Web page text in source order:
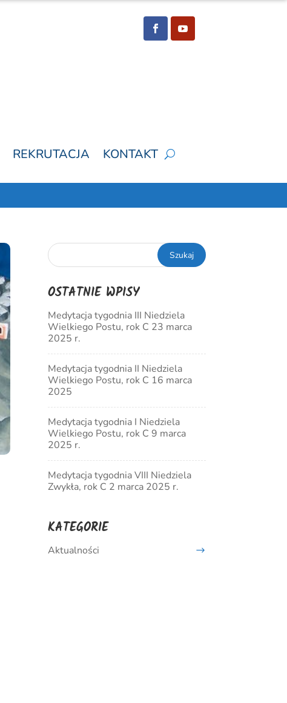
REKRUTACJA KONTAKT
OSTATNIE WPISY
Medytacja tygodnia III Niedziela
Wielkiego Postu, rok C 23 marca
2025 r.
Medytacja tygodnia II Niedziela
Wielkiego Postu, rok C 16 marca
2025
Medytacja tygodnia I Niedziela
Wielkiego Postu, rok C 9 marca
2025 r.
Medytacja tygodnia VIII Niedziela
Zwykła, rok C 2 marca 2025 r.
KATEGORIE
Aktualności